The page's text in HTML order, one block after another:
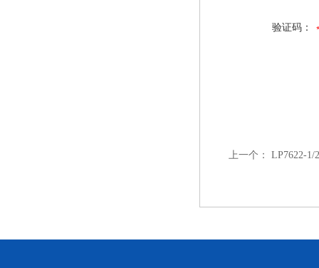
验证码：
上一个： LP7622-1/